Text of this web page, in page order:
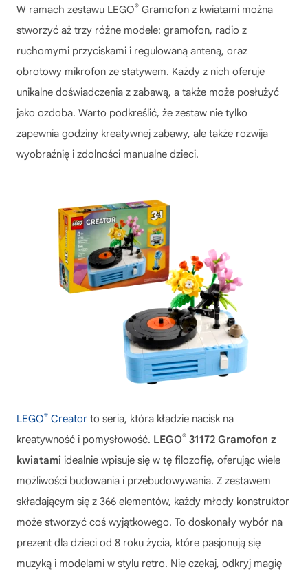
W ramach zestawu LEGO® Gramofon z kwiatami można
stworzyć aż trzy różne modele: gramofon, radio z
ruchomymi przyciskami i regulowaną anteną, oraz
obrotowy mikrofon ze statywem. Każdy z nich oferuje
unikalne doświadczenia z zabawą, a także może posłużyć
jako ozdoba. Warto podkreślić, że zestaw nie tylko
zapewnia godziny kreatywnej zabawy, ale także rozwija
wyobraźnię i zdolności manualne dzieci.
LEGO® Creator to seria, która kładzie nacisk na
kreatywność i pomysłowość. LEGO® 31172 Gramofon z
kwiatami idealnie wpisuje się w tę filozofię, oferując wiele
możliwości budowania i przebudowywania. Z zestawem
składającym się z 366 elementów, każdy młody konstruktor
może stworzyć coś wyjątkowego. To doskonały wybór na
prezent dla dzieci od 8 roku życia, które pasjonują się
muzyką i modelami w stylu retro. Nie czekaj, odkryj magię